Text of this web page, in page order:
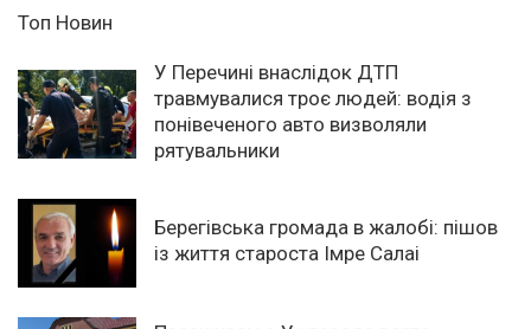
Топ Новин
У Перечині внаслідок ДТП
травмувалися троє людей: водія з
понівеченого авто визволяли
рятувальники
Берегівська громада в жалобі: пішов
із життя староста Імре Салаі